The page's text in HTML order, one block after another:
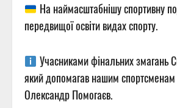
На наймасштабнішу спортивну
передвищої освіти видах спорту.
Учасниками фінальних змагань
який допомагав нашим спортсменам
Олександр Помогаєв.